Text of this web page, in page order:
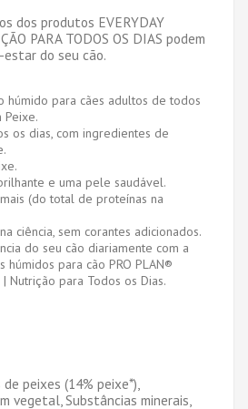
dos produtos EVERYDAY
PARA TODOS OS DIAS podem
do seu cão.
húmido para cães adultos de todos
Peixe.
os dias, com ingredientes de
e uma pele saudável.
(do total de proteínas na
ciência, sem corantes adicionados.
do seu cão diariamente com a
húmidos para cão PRO PLAN®
Nutrição para Todos os Dias.
peixes (14% peixe*),
vegetal, Substâncias minerais,